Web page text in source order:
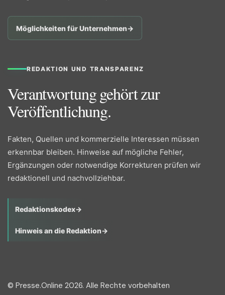
Möglichkeiten für Unternehmen→
REDAKTION UND TRANSPARENZ
Verantwortung gehört zur
Veröffentlichung.
Fakten, Quellen und kommerzielle Interessen müssen
erkennbar bleiben. Hinweise auf mögliche Fehler,
Ergänzungen oder notwendige Korrekturen prüfen wir
redaktionell und nachvollziehbar.
Redaktionskodex→
Hinweis an die Redaktion→
© Presse.Online 2026. Alle Rechte vorbehalten